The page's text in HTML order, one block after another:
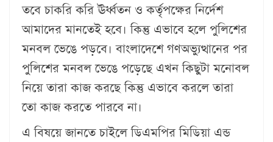
তবে চাকরি করি ঊর্ধ্বতন ও কর্তৃপক্ষের নির্দেশ
আমাদের মানতেই হবে। কিন্তু এভাবে হলে পুলিশের
মনবল ভেঙে পড়বে। বাংলাদেশে গণঅভ্যুত্থানের পর
পুলিশের মনবল ভেঙে পড়েছে এখন কিছুটা মনোবল
নিয়ে তারা কাজ করছে কিন্তু এভাবে করলে তারা
তো কাজ করতে পারবে না।
এ বিষয়ে জানতে চাইলে ডিএমপির মিডিয়া এন্ড